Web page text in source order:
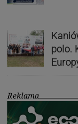
polo.
Reklama